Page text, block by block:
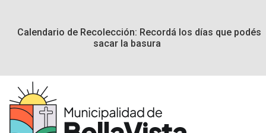
Calendario de Recolección: Recordá los días que podés
sacar la basura